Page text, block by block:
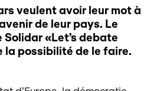
veulent avoir leur mot à
de leur pays. Le
«Let’s debate
la possibilité de le faire.